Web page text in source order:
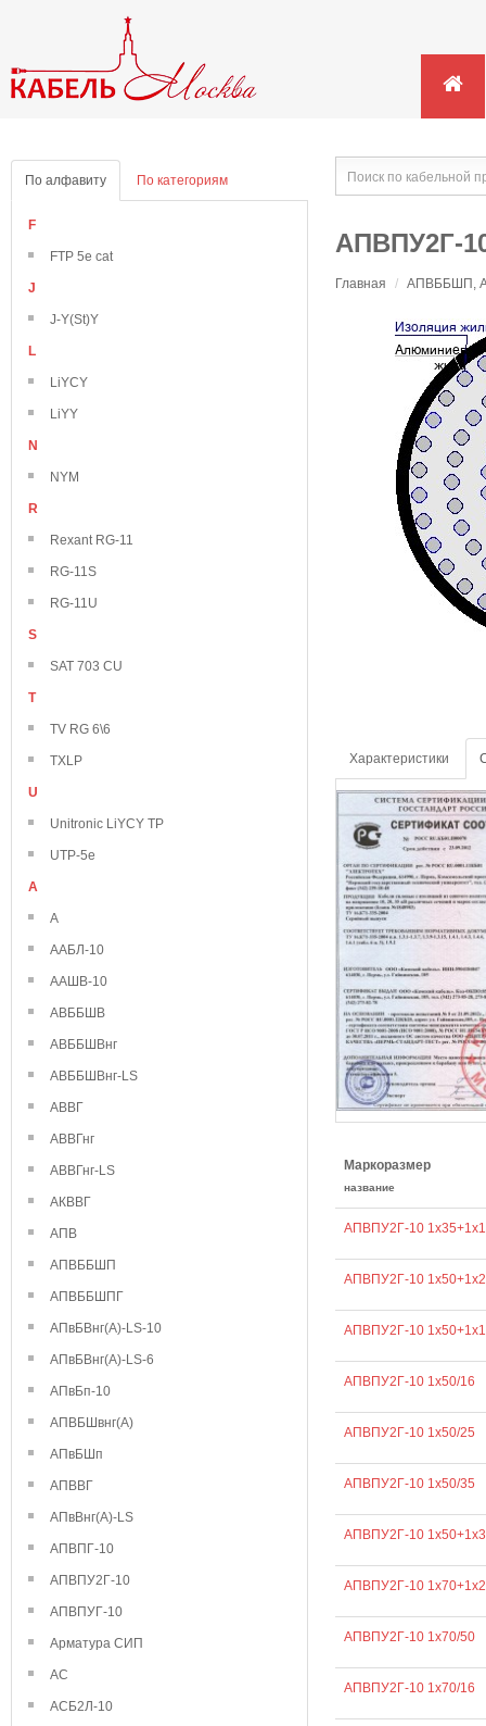
По алфавиту По категориям
F
FTP 5e cat
J
J-Y(St)Y
L
LiYCY
LiYY
N
NYM
R
Rexant RG-11
RG-11S
RG-11U
S
SAT 703 CU
T
TV RG 6\6
TXLP
U
Unitronic LiYCY TP
UTP-5e
А
А
ААБЛ-10
ААШВ-10
АВББШВ
АВББШВнг
АВББШВнг-LS
АВВГ
АВВГнг
АВВГнг-LS
АКВВГ
АПВ
АПВББШП
АПВББШПГ
АПвБВнг(А)-LS-10
АПвБВнг(А)-LS-6
АПвБп-10
АПВБШвнг(А)
АПвБШп
АПВВГ
АПвВнг(А)-LS
АПВПГ-10
АПВПУ2Г-10
АПВПУГ-10
Арматура СИП
АС
АСБ2Л-10
АПВПУ2Г-
Главная / АПВББШП,
Характеристики
Маркоразмер
название
АПВПУ2Г-10
АПВПУ2Г-10
АПВПУ2Г-10
АПВПУ2Г-10 1х50/16
АПВПУ2Г-10 1х50/25
АПВПУ2Г-10 1х50/35
АПВПУ2Г-10
АПВПУ2Г-10
АПВПУ2Г-10 1х70/50
АПВПУ2Г-10 1х70/16